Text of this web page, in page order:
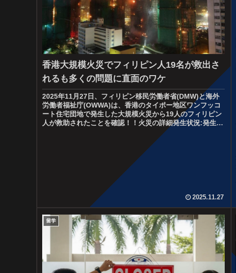
香港大規模火災でフィリピン人19名が救出さ
れるも多くの問題に直面のワケ
2025年11月27日、フィリピン移民労働者省(DMW)と海外
労働者福祉庁(OWWA)は、香港のタイポー地区ワンフッコ
ート住宅団地で発生した大規模火災から19人のフィリピン
人が救助されたことを確認！！火災の詳細発生状況:発生日
2025.11.27
留学